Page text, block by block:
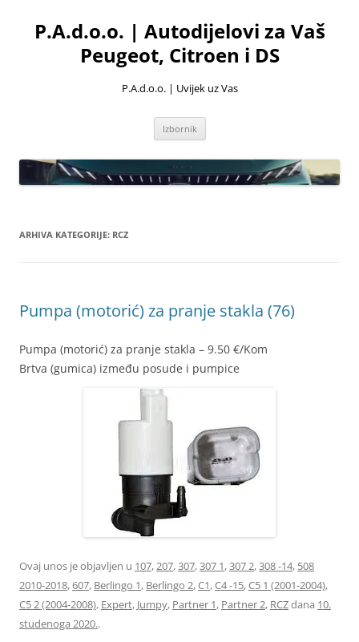
sadržaja
P.A.d.o.o. | Autodijelovi za Vaš
Peugeot, Citroen i DS
P.A.d.o.o. | Uvijek uz Vas
Izbornik
ARHIVA KATEGORIJE: RCZ
Pumpa (motorić) za pranje stakla (76)
Pumpa (motorić) za pranje stakla – 9.50 €/Kom
Brtva (gumica) između posude i pumpice
Ovaj unos je objavljen u 107,207,307,307 1,307 2,308 -14, 508
2010-2018,607, Berlingo 1, Berlingo 2,C1,C4 -15,C5 1 (2001-2004),
C5 2 (2004-2008), Expert, Jumpy, Partner 1, Partner 2, RCZdana 10.
studenoga 2020..